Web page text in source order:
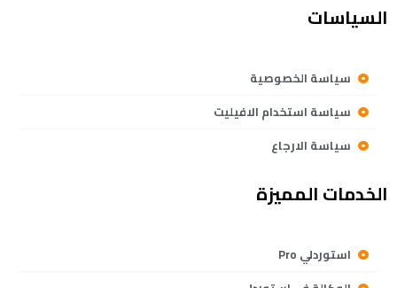
السياسات
سياسة الخصوصية
سياسة استخدام الافيليت
سياسة الارجاع
الخدمات المميزة
استوردلي Pro